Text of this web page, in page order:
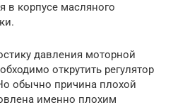
в корпусе масляного
давления моторной
открутить регулятор
обычно причина плохой
именно плохим